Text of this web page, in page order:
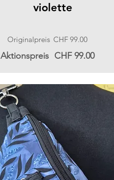
violette
Originalpreis CHF 99.00
Aktionspreis CHF 99.00